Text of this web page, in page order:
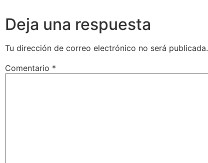
Deja una respuesta
Tu dirección de correo electrónico no será publicada.
Comentario *